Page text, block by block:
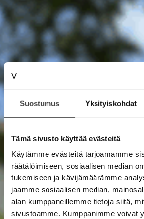
Suostumus Yksityiskohdat
Tämä sivusto käyttää evästeitä
Käytämme evästeitä tarjoamamme
räätälöimiseen, sosiaalisen median
tukemiseen ja kävijämäärämme
jaamme sosiaalisen median,
alan kumppaneillemme tietoja siitä,
sivustoamme. Kumppanimme voivat